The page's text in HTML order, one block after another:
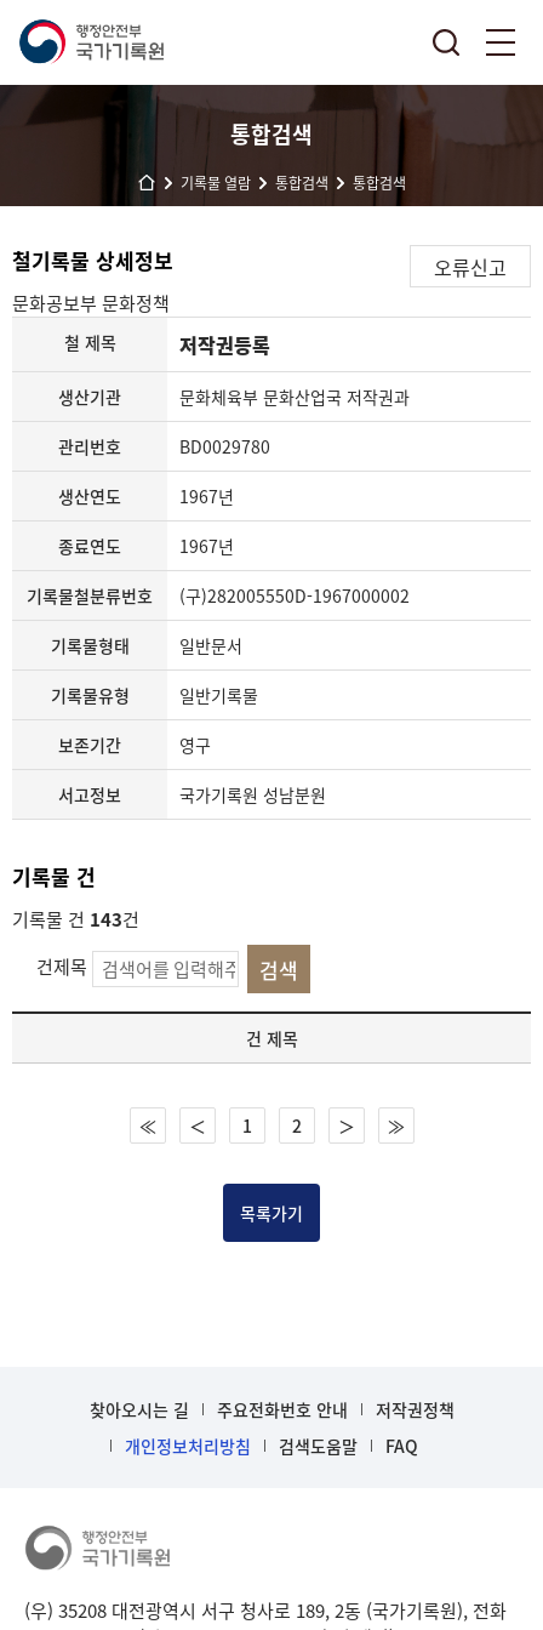
통합검색
기록물 열람 통합검색 통합검색
철기록물 상세정보 오류신고
문화공보부 문화정책
철 제목 저작권등록
생산기관 문화체육부 문화산업국 저작권과
관리번호 BD0029780
생산연도 1967년
종료연도 1967년
기록물철분류번호 (구)282005550D-1967000002
기록물형태 일반문서
기록물유형 일반기록물
보존기간 영구
서고정보 국가기록원 성남분원
기록물 건
기록물 건 143건
건제목
표
입
다.
건 제목
≪ ＜ 1 2 ＞ ≫
목록가기
찾아오시는 길 주요전화번호 안내
저작권정책
개인정보처리방침
검색도움말 FAQ
(우) 35208 대전광역시 서구 청사로 189, 2동 (국가기록원), 전화